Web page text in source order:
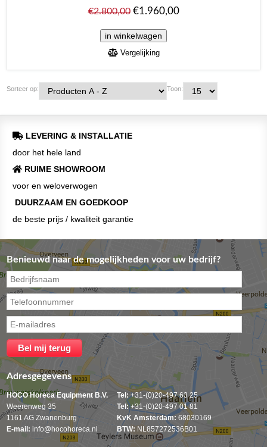
€2.800,00€1.960,00
Vergelijking
Sorteer op: Toon:
LEVERING & INSTALLATIE
door het hele land
RUIME SHOWROOM
voor en weloverwogen
DUURZAAM EN GOEDKOOP
de beste prijs / kwaliteit garantie
Benieuwd naar de mogelijkheden voor uw bedrijf?
Adresgegevens
HOCO Horeca Equipment B.V.
Weerenweg 35
1161 AG Zwanenburg
E-mail: info@hocohoreca.nl
Tel:+31-(0)20-497 63 25
Tel:+31-(0)20-497 01 81
KvK Amsterdam: 68030169
BTW: NL857272536B01